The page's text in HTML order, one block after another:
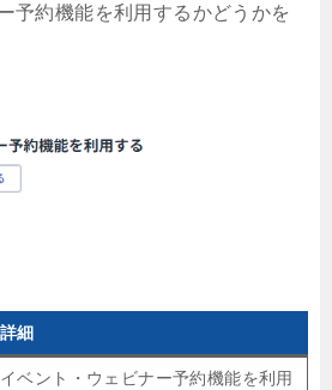
予約機能を利用するかどうかを
詳細
イベント・ウェビナー予約機能を利用